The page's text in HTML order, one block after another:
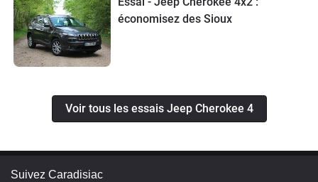
économisez des Sioux
Voir tous les essais Jeep Cherokee 4
Suivez Caradisiac